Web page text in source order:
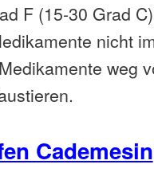
F (15-30 Grad
nicht
weg
Cademesin